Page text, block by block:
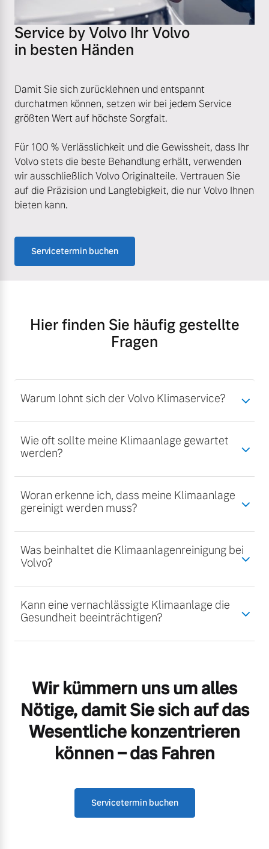
Service by Volvo Ihr Volvo
in besten Händen
Damit Sie sich zurücklehnen und entspannt
durchatmen können, setzen wir bei jedem Service
größten Wert auf höchste Sorgfalt.
Für 100 % Verlässlichkeit und die Gewissheit, dass Ihr
Volvo stets die beste Behandlung erhält, verwenden
wir ausschließlich Volvo Originalteile. Vertrauen Sie
auf die Präzision und Langlebigkeit, die nur Volvo Ihnen
bieten kann.
Servicetermin buchen
Hier finden Sie häufig gestellte
Fragen
Warum lohnt sich der Volvo Klimaservice?
Wie oft sollte meine Klimaanlage gewartet
werden?
Woran erkenne ich, dass meine Klimaanlage
gereinigt werden muss?
Was beinhaltet die Klimaanlagenreinigung bei
Volvo?
Kann eine vernachlässigte Klimaanlage die
Gesundheit beeinträchtigen?
Wir kümmern uns um alles
Nötige, damit Sie sich auf das
Wesentliche konzentrieren
können – das Fahren
Servicetermin buchen